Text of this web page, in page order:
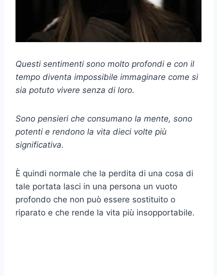
Questi sentimenti sono molto profondi e con il
tempo diventa impossibile immaginare come si
sia potuto vivere senza di loro.
Sono pensieri che consumano la mente, sono
potenti e rendono la vita dieci volte più
significativa.
È quindi normale che la perdita di una cosa di
tale portata lasci in una persona un vuoto
profondo che non può essere sostituito o
riparato e che rende la vita più insopportabile.